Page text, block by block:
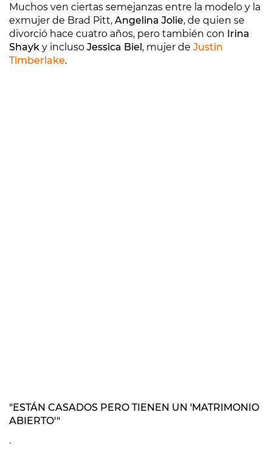
Muchos ven ciertas semejanzas entre la modelo y la
exmujer de Brad Pitt, Angelina Jolie, de quien se
divorció hace cuatro años, pero también con Irina
Shayk y incluso Jessica Biel, mujer de Justin
Timberlake.
"ESTÁN CASADOS PERO TIENEN UN 'MATRIMONIO
ABIERTO'"
.